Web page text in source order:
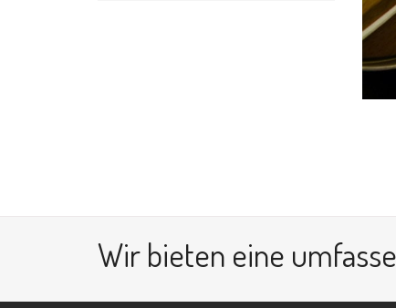
Wir bieten eine